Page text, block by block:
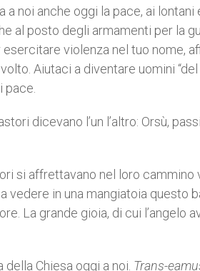
a noi anche oggi la pace, ai lontani
al posto degli armamenti per la
violenza nel tuo nome,
Aiutaci a diventare uomini
dicevano l’un l’altro: Orsù,
si affrettavano nel loro
vedere in una mangiatoia questo
La grande gioia, di cui l’angelo
Chiesa oggi a noi. Trans-